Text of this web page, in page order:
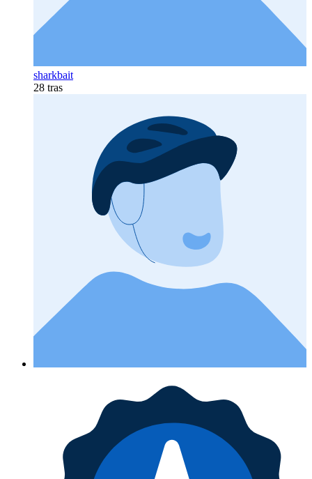
sharkbait
28 tras